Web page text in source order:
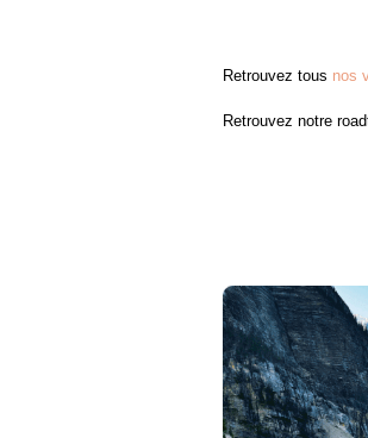
Retrouvez tous nos
Retrouvez notre